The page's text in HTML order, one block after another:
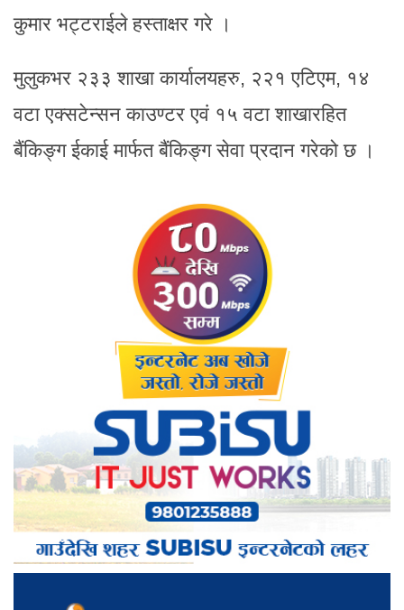
कुमार भट्टराईले हस्ताक्षर गरे ।
मुलुकभर २३३ शाखा कार्यालयहरु, २२१ एटिएम, १४
वटा एक्सटेन्सन काउण्टर एवं १५ वटा शाखारहित
बैंकिङ्ग ईकाई मार्फत बैंकिङ्ग सेवा प्रदान गरेको छ ।